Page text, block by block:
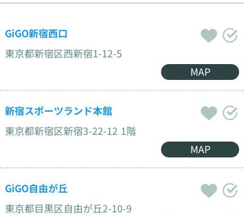
GiGO新宿西口
東京都新宿区西新宿1-12-5
MAP
新宿スポーツランド本館
東京都新宿区新宿3-22-12 1階
MAP
GiGO自由が丘
東京都目黒区自由が丘2-10-9